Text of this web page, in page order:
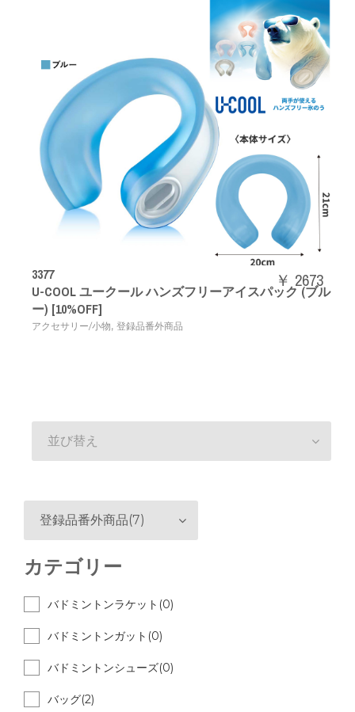
3377
U-COOL ユークール ハンズフリーアイスパック (ブル
ー) [10%OFF]
アクセサリー/小物, 登録品番外商品
￥ 2673
並び替え
登録品番外商品(7)
カテゴリー
バドミントンラケット(0)
バドミントンガット(0)
バドミントンシューズ(0)
バッグ(2)